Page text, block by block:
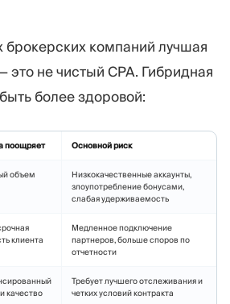
брокерских компаний лучшая
это не чистый CPA. Гибридная
более здоровой:
поощряет Основной риск
объем
Низкокачественные аккаунты,
злоупотребление бонусами,
слабая удерживаемость
клиента
Медленное подключение
партнеров, больше споров по
отчетности
качество
Требует лучшего отслеживания и
четких условий контракта